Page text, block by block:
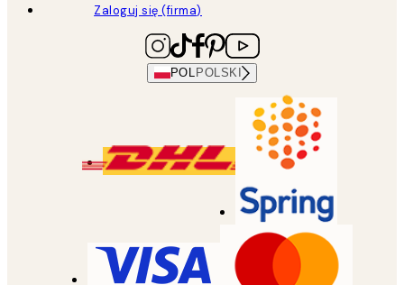
Zaloguj się (firma)
POL POLSKI